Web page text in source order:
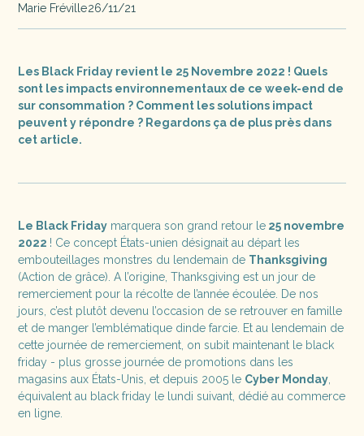
Marie Fréville26/11/21
Les Black Friday revient le 25 Novembre 2022 ! Quels
sont les impacts environnementaux de ce week-end de
sur consommation ? Comment les solutions impact
peuvent y répondre ? Regardons ça de plus près dans
cet article.
Le Black Friday marquera son grand retour le 25 novembre
2022 ! Ce concept États-unien désignait au départ les
embouteillages monstres du lendemain de Thanksgiving
(Action de grâce). A l’origine, Thanksgiving est un jour de
remerciement pour la récolte de l’année écoulée. De nos
jours, c’est plutôt devenu l’occasion de se retrouver en famille
et de manger l’emblématique dinde farcie. Et au lendemain de
cette journée de remerciement, on subit maintenant le black
friday - plus grosse journée de promotions dans les
magasins aux États-Unis, et depuis 2005 le Cyber Monday
équivalent au black friday le lundi suivant, dédié au commerce
en ligne.